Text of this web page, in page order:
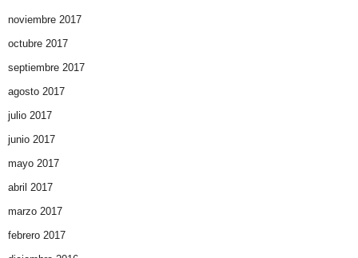
noviembre 2017
octubre 2017
septiembre 2017
agosto 2017
julio 2017
junio 2017
mayo 2017
abril 2017
marzo 2017
febrero 2017